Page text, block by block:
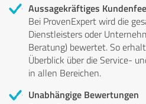
Aussagekräftiges
Bei ProvenExpert wird die
Dienstleisters oder
Beratung) bewertet. So
Überblick über die Service-
in allen Bereichen.
Unabhängige Bewertungen